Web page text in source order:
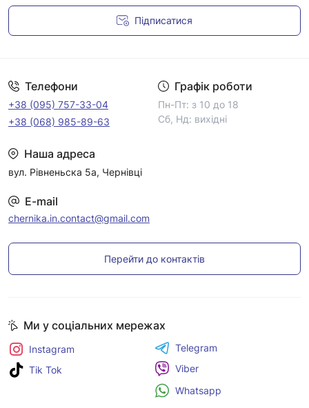
Підписатися
Телефони
+38 (095) 757-33-04
+38 (068) 985-89-63
Графік роботи
Пн-Пт: з 10 до 18
Сб, Нд: вихідні
Наша адреса
вул. Рівненьска 5а, Чернівці
E-mail
chernika.in.contact@gmail.com
Перейти до контактів
Ми у соціальних мережах
Instagram
Tik Tok
Telegram
Viber
Whatsapp